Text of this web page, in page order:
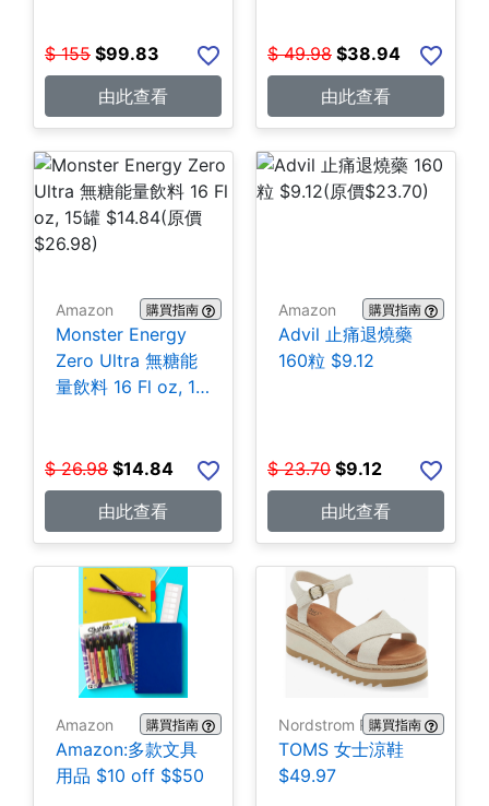
$ 155 $99.83
由此查看
$ 49.98 $38.94
由此查看
Amazon 購買指南
Monster Energy
Zero Ultra 無糖能
量飲料 16 Fl oz, 15
$ 26.98 $14.84
由此查看
Amazon 購買指南
Advil 止痛退燒藥
160粒 $9.12
$ 23.70 $9.12
由此查看
Amazon 購買指南
Amazon:多款文具
用品 $10 off $$50
Nordstrom Rack購買指南
TOMS 女士涼鞋
$49.97